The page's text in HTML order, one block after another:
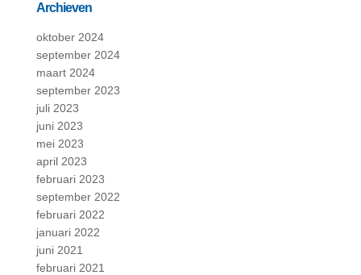
Archieven
oktober 2024
september 2024
maart 2024
september 2023
juli 2023
juni 2023
mei 2023
april 2023
februari 2023
september 2022
februari 2022
januari 2022
juni 2021
februari 2021